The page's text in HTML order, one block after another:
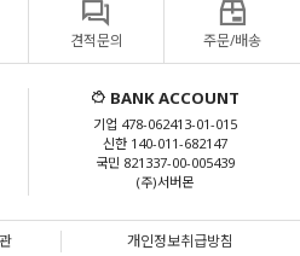
견적문의 주문/배송
BANK ACCOUNT
기업 478-062413-01-015
신한 140-011-682147
국민 821337-00-005439
(주)서버몬
개인정보취급방침